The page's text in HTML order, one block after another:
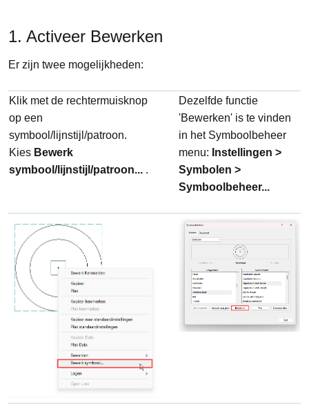
1. Activeer Bewerken
Er zijn twee mogelijkheden:
Klik met de rechtermuisknop
op een
symbool/lijnstijl/patroon.
Kies Bewerk
symbool/lijnstijl/patroon... .
Dezelfde functie
'Bewerken' is te vinden
in het Symboolbeheer
menu: Instellingen >
Symbolen >
Symboolbeheer...